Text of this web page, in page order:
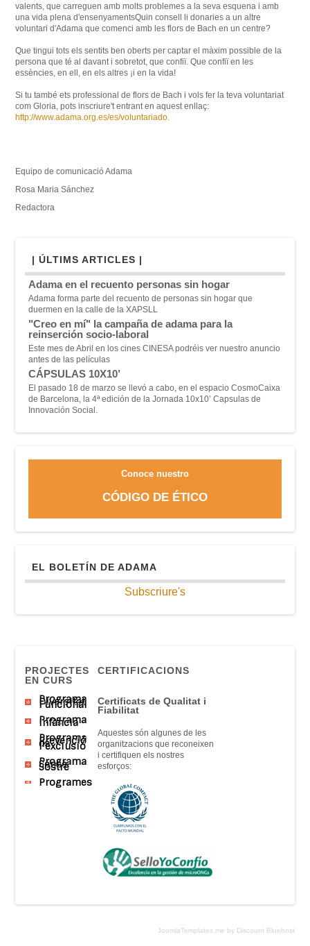
JoomlaTemplates.me by Discount Bluehost
valents, que carreguen amb molts problemes a la seva esquena i amb
una vida plena d'ensenyamentsQuin consell li donaries a un altre
voluntari d'Adama que comenci amb les flors de Bach en un centre?
Que tingui tots els sentits ben oberts per captar el màxim possible de la
persona que té al davant i sobretot, que confiï. Que confiï en les
essències , en ell, en els altres ¡i en la vida!
Si tu també ets professional de flors de Bach i vols fer la teva voluntariat
com Gloria pots inscriure't entrant en aquest enllaç:
http://www.adama.org.es/es/voluntariado
Equipo de comunicació Adama
Rosa Maria Sánchez
Redactora
| ÚLTIMS ARTICLES |
Adama en el recuento personas sin hogar
Adama forma parte del recuento de personas sin hogar que
duermen en la calle de la XAPSLL
"Creo en mí" la campaña de adama para la
reinserción socio-laboral
Este mes de Abril en los cines CINESA podréis ver nuestro anuncio
antes de las películas
CÁPSULAS 10X10’
El pasado 18 de marzo se llevó a cabo, en el espacio CosmoCaixa
de Barcelona, la 4ª edición de la Jornada 10x10’ Capsulas de
Innovación Social.
Conoce nuestro
CÓDIGO DE ÉTICO
EL BOLETÍN DE ADAMA
Subscriure's
PROJECTES
EN CURS
Programa
Diversitat
Funcional
Programa
Infància
Programa
Prevenció
de
l’exclusió
Programa
Sense
Sostre
Programes
CERTIFICACIONS
Certificats de Qualitat i
Fiabilitat
Aquestes són algunes de les
organitzacions que reconeixen
i certifiquen els nostres
esforços: